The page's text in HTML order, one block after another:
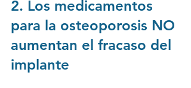
2. Los medicamentos
para la osteoporosis NO
aumentan el fracaso del
implante